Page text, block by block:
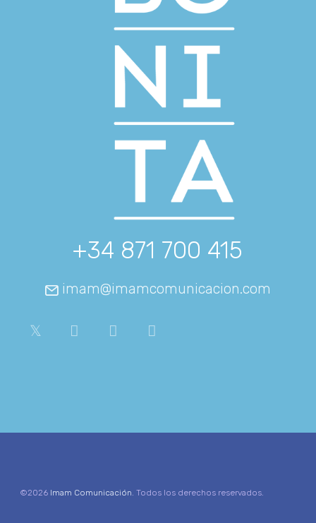
+34 871 700 415
imam@imamcomunicacion.com
©2026 Imam Comunicación. Todos los derechos reservados.